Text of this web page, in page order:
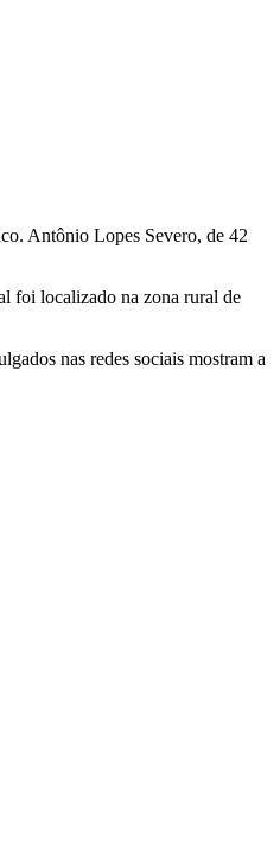
Antônio Lopes Severo, de 42
foi localizado na zona rural de
nas redes sociais mostram a